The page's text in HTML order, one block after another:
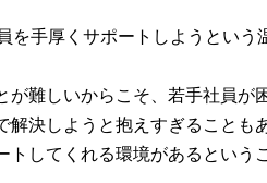
手厚くサポートしようとい
難しいからこそ、若手社員が
決しようと抱えすぎることも
してくれる環境があるという